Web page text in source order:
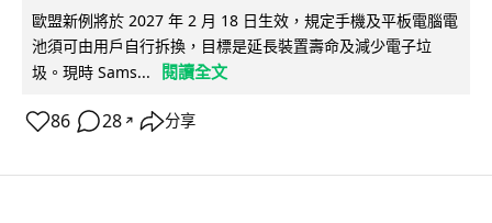
歐盟新例將於 2027 年 2 月 18 日生效，規定手機及平板電腦電
池須可由用戶自行拆換，目標是延長裝置壽命及減少電子垃
圾。現時 Sams...
閱讀全文
86 28 ↗ 分享